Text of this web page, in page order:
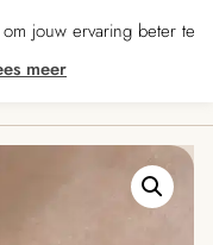
met je bestelling •
jouw ervaring beter te
meer